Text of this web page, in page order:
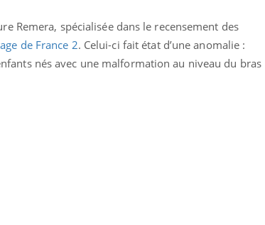
Remera, spécialisée dans le recensement des
de France 2. Celui-ci fait état d’une anomalie :
nés avec une malformation au niveau du bras
pour
ou
Youtube
Insuline & Charge mentale : et si on
osait en parler?? Youtube